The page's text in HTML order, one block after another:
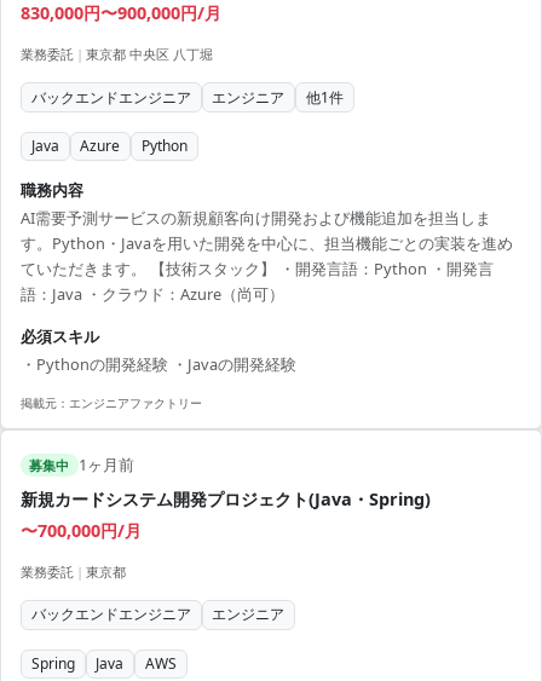
830,000円〜900,000円/月
業務委託 | 東京都 中央区 八丁堀
バックエンドエンジニア エンジニア 他1件
Java Azure Python
職務内容
AI需要予測サービスの新規顧客向け開発および機能追加を担当しま
す。Python・Javaを用いた開発を中心に、担当機能ごとの実装を進め
ていただきます。 【技術スタック】 ・開発言語：Python ・開発言
語：Java ・クラウド：Azure（尚可）
必須スキル
・Pythonの開発経験 ・Javaの開発経験
掲載元： エンジニアファクトリー
募集中 1ヶ月前
新規カードシステム開発プロジェクト(Java・Spring)
〜700,000円/月
業務委託 | 東京都
バックエンドエンジニア エンジニア
Spring Java AWS